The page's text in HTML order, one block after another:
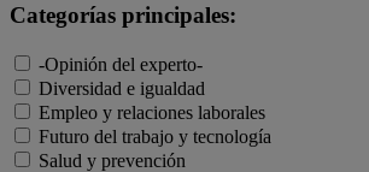
Categorías principales:
-Opinión del experto-
Diversidad e igualdad
Empleo y relaciones laborales
Futuro del trabajo y tecnología
Salud y prevención